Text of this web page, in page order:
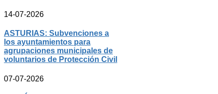
14-07-2026
ASTURIAS: Subvenciones a
los ayuntamientos para
agrupaciones municipales de
voluntarios de Protección Civil
07-07-2026